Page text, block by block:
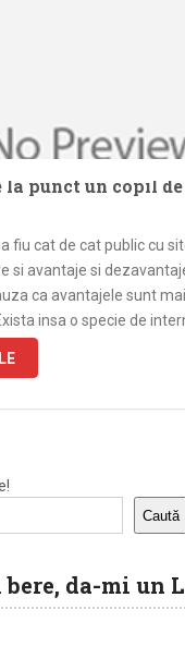
la punct un copil
fiu cat de cat public cu
si avantaje si
ca avantajele sunt
insa o specie de
…
Caută
bere, da-mi un